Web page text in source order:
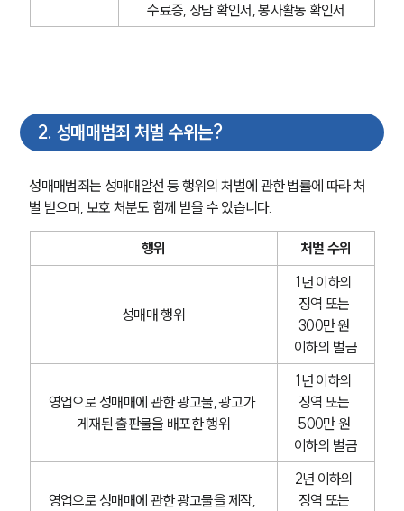
수료증, 상담 확인서, 봉사활동 확인서
2. 성매매범죄 처벌 수위는?
성매매범죄는 성매매알선 등 행위의 처벌에 관한 법률에 따라 처
벌 받으며, 보호 처분도 함께 받을 수 있습니다.
행위 처벌 수위
성매매 행위
1년 이하의
징역 또는
300만 원
이하의 벌금
영업으로 성매매에 관한 광고물, 광고가
게재된 출판물을 배포한 행위
1년 이하의
징역 또는
500만 원
이하의 벌금
영업으로 성매매에 관한 광고물을 제작,
2년 이하의
징역 또는